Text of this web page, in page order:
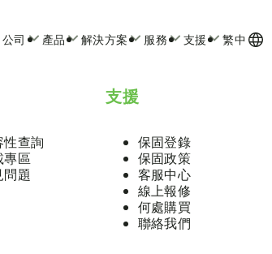
公司 產品 解決方案 服務 支援 繁中
性查詢
專區
問題
支援
保固登錄
保固政策
客服中心
線上報修
何處購買
聯絡我們